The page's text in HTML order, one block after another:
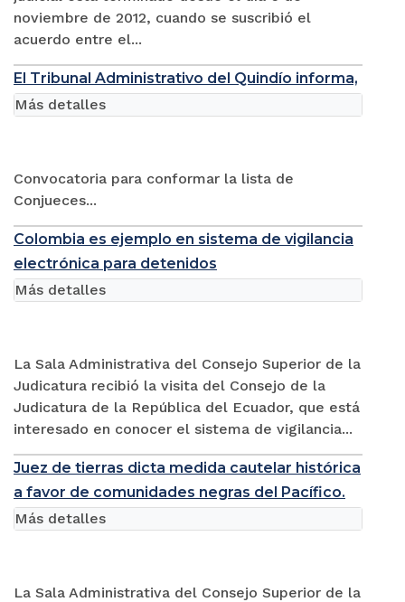
noviembre de 2012, cuando se suscribió el
acuerdo entre el...
El Tribunal Administrativo del Quindío informa,
Convocatoria para conformar la lista de
Conjueces...
Más detalles
Colombia es ejemplo en sistema de vigilancia
electrónica para detenidos
La Sala Administrativa del Consejo Superior de la
Judicatura recibió la visita del Consejo de la
Judicatura de la República del Ecuador, que está
interesado en conocer el sistema de vigilancia...
Más detalles
Juez de tierras dicta medida cautelar histórica
a favor de comunidades negras del Pacífico.
La Sala Administrativa del Consejo Superior de la
Más detalles